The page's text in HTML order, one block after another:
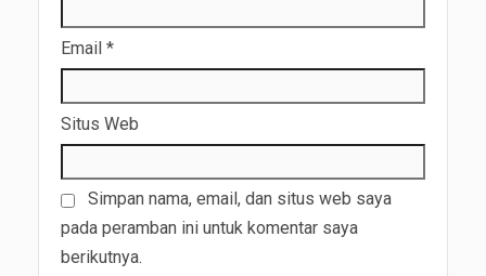
Email *
Situs Web
Simpan nama, email, dan situs web saya
pada peramban ini untuk komentar saya
berikutnya.